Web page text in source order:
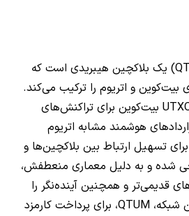
ارز دیجیتال کوانتوم (QTUM) یک بلاکچین هیبریدی است که
بیت‌کوین و اتریوم را ترکیب می‌کند.
این شبکه از مدل امنیتی UTXO بیت‌کوین برای تراکنش‌های
هوشمند مشابه اتریوم
تسهیل ارتباط بین بلاکچین‌ها و
شده و به دلیل معماری منعطفش،
قدیمی‌تر و همچنین آینده‌نگر را
فراهم می‌آورد. ارز بومی این شبکه، QTUM، برای پرداخت کارمزد